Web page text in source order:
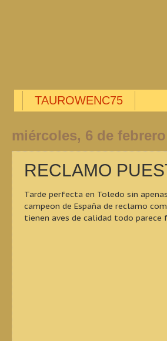
TAUROWENC75
miércoles, 6 de
RECLAMO
Tarde perfecta en Toledo sin
campeon de España de reclamo
tienen aves de calidad todo parece